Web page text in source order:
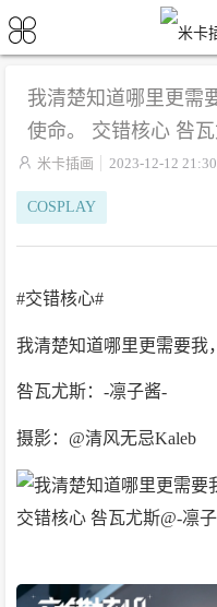
我清楚知道哪里更需
使命。 交错核心 咎
 米卡插画 2023-12-12
COSPLAY
#交错核心#
我清楚知道哪里更需要我
咎瓦尤斯：-凛子酱-
摄影：@清风无忌Kaleb